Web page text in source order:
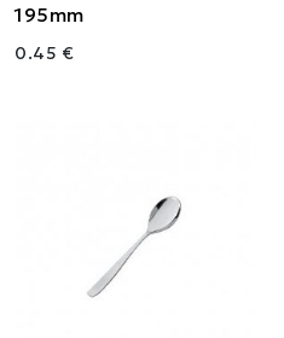
195mm
0.45 €